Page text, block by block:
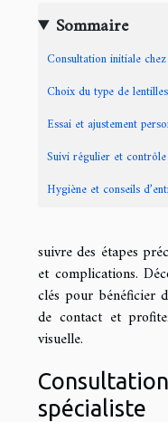
Sommaire
Consultation initiale
Choix du type de
Essai et ajustement
Suivi régulier et contrôle
Hygiène et conseils
suivre des étapes
et complications.
clés pour bénéficier
de contact et
visuelle.
spécialiste